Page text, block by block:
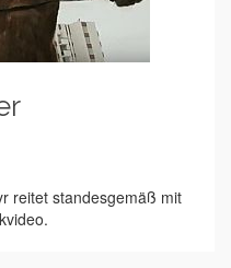
reitet standesgemäß mit